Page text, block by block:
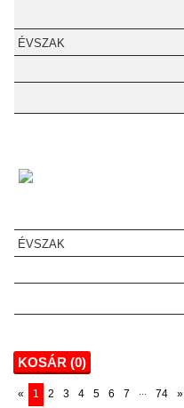
KOSÁR (0)
« 1 2 3 4 5 6 7 ... 74 »